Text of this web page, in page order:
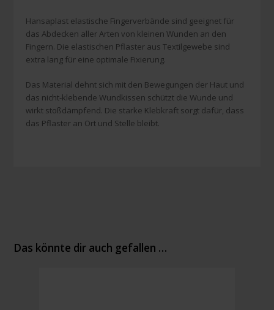
Hansaplast elastische Fingerverbände sind geeignet für
das Abdecken aller Arten von kleinen Wunden an den
Fingern. Die elastischen Pflaster aus Textilgewebe sind
extra lang für eine optimale Fixierung.
Das Material dehnt sich mit den Bewegungen der Haut und
das nicht-klebende Wundkissen schützt die Wunde und
wirkt stoßdämpfend. Die starke Klebkraft sorgt dafür, dass
das Pflaster an Ort und Stelle bleibt.
Das könnte dir auch gefallen …